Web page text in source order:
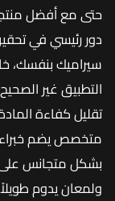
حتى مع أفضل
دور رئيسي في تحقيق
سيراميك بنفسك،
التطبيق غير
تقليل كفاءة
متخصص يضم خبراء
بشكل متجانس
ولمعان يدوم